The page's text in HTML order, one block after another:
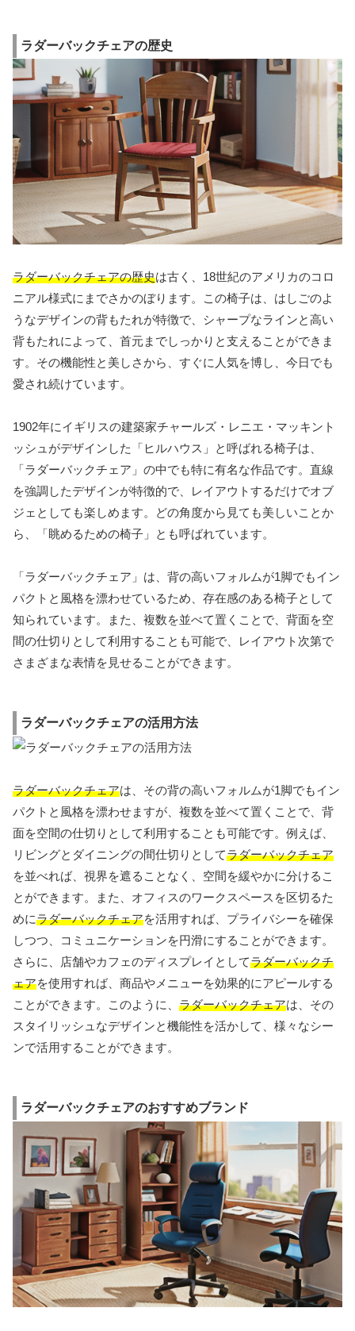
ラダーバックチェアの歴史
ラダーバックチェアの歴史は古く、18世紀のアメリカのコロ
ニアル様式にまでさかのぼります。この椅子は、はしごのよ
うなデザインの背もたれが特徴で、シャープなラインと高い
背もたれによって、首元までしっかりと支えることができま
す。その機能性と美しさから、すぐに人気を博し、今日でも
愛され続けています。
1902年にイギリスの建築家チャールズ・レニエ・マッキント
ッシュがデザインした「ヒルハウス」と呼ばれる椅子は、
「ラダーバックチェア」の中でも特に有名な作品です。直線
を強調したデザインが特徴的で、レイアウトするだけでオブ
ジェとしても楽しめます。どの角度から見ても美しいことか
ら、「眺めるための椅子」とも呼ばれています。
「ラダーバックチェア」は、背の高いフォルムが1脚でもイン
パクトと風格を漂わせているため、存在感のある椅子として
知られています。また、複数を並べて置くことで、背面を空
間の仕切りとして利用することも可能で、レイアウト次第で
さまざまな表情を見せることができます。
ラダーバックチェアの活用方法
ラダーバックチェアは、その背の高いフォルムが1脚でもイン
パクトと風格を漂わせますが、複数を並べて置くことで、背
面を空間の仕切りとして利用することも可能です。例えば、
リビングとダイニングの間仕切りとしてラダーバックチェア
を並べれば、視界を遮ることなく、空間を緩やかに分けるこ
とができます。また、オフィスのワークスペースを区切るた
めにラダーバックチェアを活用すれば、プライバシーを確保
しつつ、コミュニケーションを円滑にすることができます。
さらに、店舗やカフェのディスプレイとしてラダーバックチ
ェアを使用すれば、商品やメニューを効果的にアピールする
ことができます。このように、 ラダーバックチェアは、その
スタイリッシュなデザインと機能性を活かして、様々なシー
ンで活用することができます。
ラダーバックチェアのおすすめブランド